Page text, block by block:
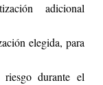
adicional
elegida, para
riesgo durante el